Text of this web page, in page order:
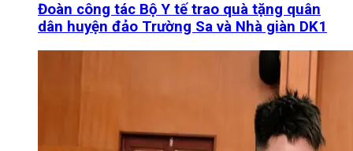
Đoàn công tác Bộ Y tế trao quà tặng quân
dân huyện đảo Trường Sa và Nhà giàn DK1